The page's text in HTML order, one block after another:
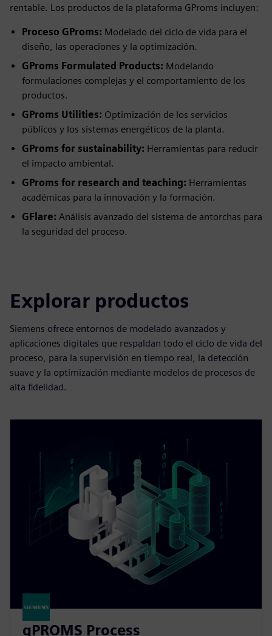
rentable. Los productos de la plataforma GProms incluyen:
Proceso GProms: Modelado del ciclo de vida para el
diseño, las operaciones y la optimización.
GProms Formulated Products: Modelando
formulaciones complejas y el comportamiento de los
productos.
GProms Utilities: Optimización de los servicios
públicos y los sistemas energéticos de la planta.
GProms for sustainability: Herramientas para reducir
el impacto ambiental.
GProms for research and teaching: Herramientas
académicas para la innovación y la formación.
GFlare: Análisis avanzado del sistema de antorchas para
la seguridad del proceso.
Explorar productos
Siemens ofrece entornos de modelado avanzados y
aplicaciones digitales que respaldan todo el ciclo de vida del
proceso, para la supervisión en tiempo real, la detección
suave y la optimización mediante modelos de procesos de
alta fidelidad.
gPROMS Process